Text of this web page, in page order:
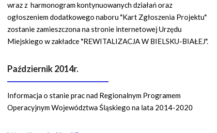
wraz z harmonogram kontynuowanych działań oraz
ogłoszeniem dodatkowego naboru "Kart Zgłoszenia Projektu"
zostanie zamieszczona na stronie internetowej Urzędu
Miejskiego w zakładce "REWITALIZACJA W BIELSKU-BIAŁEJ".
Październik 2014r.
Informacja o stanie prac nad Regionalnym Programem
Operacyjnym Województwa Śląskiego na lata 2014-2020